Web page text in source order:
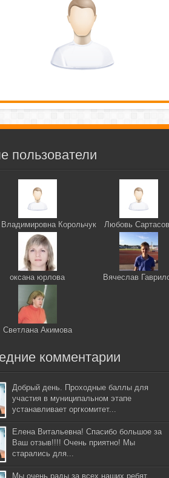
пользователи
Корольчук Любовь
оксана юрлова Вячеслав
Светлана Акимова
комментарии
Добрый день. Проходные баллы для
участия в муниципальном этапе
устанавливает оргкомитет...
Елена Витальевна! Спасибо большое за
Ваш отзыв!!!! Очень приятно! Мы
старались для...
Мы очень рады за всех наших ребят,